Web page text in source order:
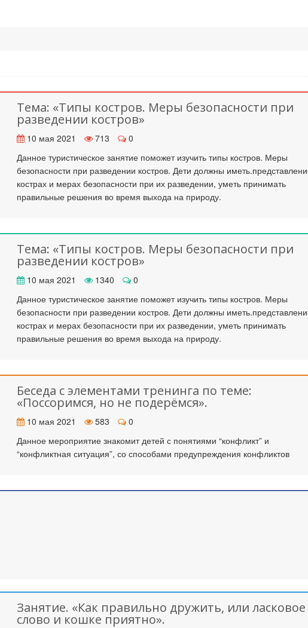
Тема: «Типы костров. Меры безопасности при
разведении костров»
10 мая 2021 713
0
Данное туристическое занятие поможет изучить типы костров. Меры
безопасности при разведении костров. Дети должны
кострах и мерах безопасности при их разведении, уметь принимать
правильные решения во время выхода на природу.
Тема: «Типы костров. Меры безопасности при
разведении костров»
10 мая 2021 1340
0
Данное туристическое занятие поможет изучить типы костров. Меры
безопасности при разведении костров. Дети должны
кострах и мерах безопасности при их разведении, уметь принимать
правильные решения во время выхода на природу.
Беседа с элементами тренинга по теме:
«Поссоримся, но не подерёмся».
10 мая 2021 583
0
Данное мероприятие знакомит детей с понятиями “конфликт” и
“конфликтная ситуация”, со способами предупреждения конфликтов
Занятие. «Как правильно дружить, или ласковое
слово и кошке приятно».